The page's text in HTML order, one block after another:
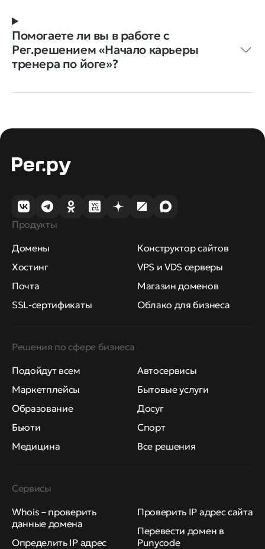
Помогаете ли вы в работе с
Рег.решением ‭«Начало карьеры
тренера по йоге»?
Продукты
Домены
Хостинг
Почта
SSL-сертификаты
Конструктор сайтов
VPS и VDS серверы
Магазин доменов
Облако для бизнеса
Решения по сфере бизнеса
Подойдут всем
Маркетплейсы
Образование
Бьюти
Медицина
Автосервисы
Бытовые услуги
Досуг
Спорт
Все решения
Сервисы
Whois – проверить
данные домена
Определить IP адрес
Проверить IP адрес сайта
Перевести домен в
Punycode